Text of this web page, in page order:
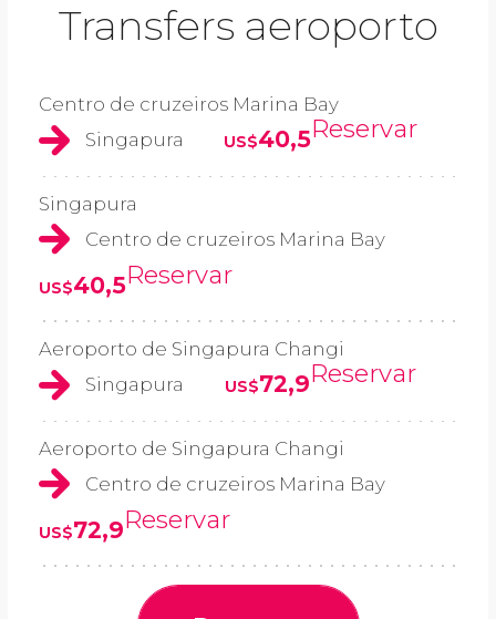
Transfers aeroporto
Centro de cruzeiros Marina Bay
Singapura
US$40,5Reservar
Singapura
Centro de cruzeiros Marina Bay
US$40,5Reservar
Aeroporto de Singapura Changi
Singapura
US$72,9Reservar
Aeroporto de Singapura Changi
Centro de cruzeiros Marina Bay
US$72,9Reservar